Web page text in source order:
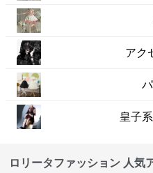
アク
皇子
ロリータファッション 人気